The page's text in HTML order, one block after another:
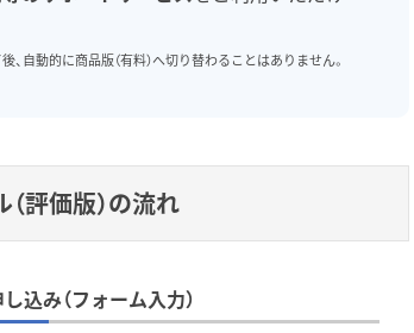
、自動的に商品版（有料）へ切り替わることはありません。
評価版）の流れ
込み（フォーム入力）